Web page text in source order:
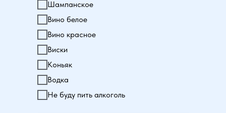
Шампанское
Вино белое
Вино красное
Виски
Коньяк
Водка
Не буду пить алкоголь